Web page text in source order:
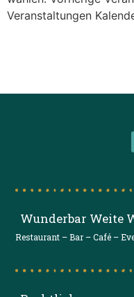
Veranstaltungen
Wunderbar Weite
Restaurant – Bar – Café –